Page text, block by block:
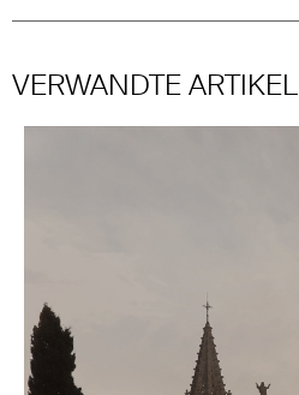
VERWANDTE ARTIKEL